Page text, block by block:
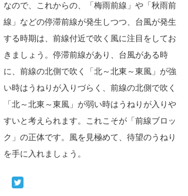
なので、これからの、「梅雨前線」や「秋雨前
線」などの停滞前線が発生しつつ、台風が発生
する時期は、前線付近で吹く風に注目をしてお
きましょう。停滞前線があり、台風がある時
に、前線の北側で吹く「北～北東～東風」が強
い時はうねりが入りづらく、前線の北側で吹く
「北～北東～東風」が弱い時はうねりが入りや
すいと考えられます。これこそが「前線ブロッ
ク」の正体です。風を見極めて、待望のうねり
を手に入れましょう。